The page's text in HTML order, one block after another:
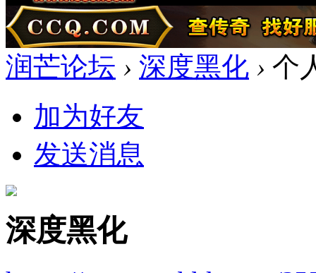
润芒论坛 › 深度黑化 › 个
加为好友
发送消息
深度黑化